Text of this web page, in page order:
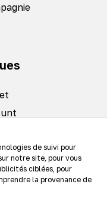
de suivi pour
notre site, pour vous
ciblées, pour
la provenance de